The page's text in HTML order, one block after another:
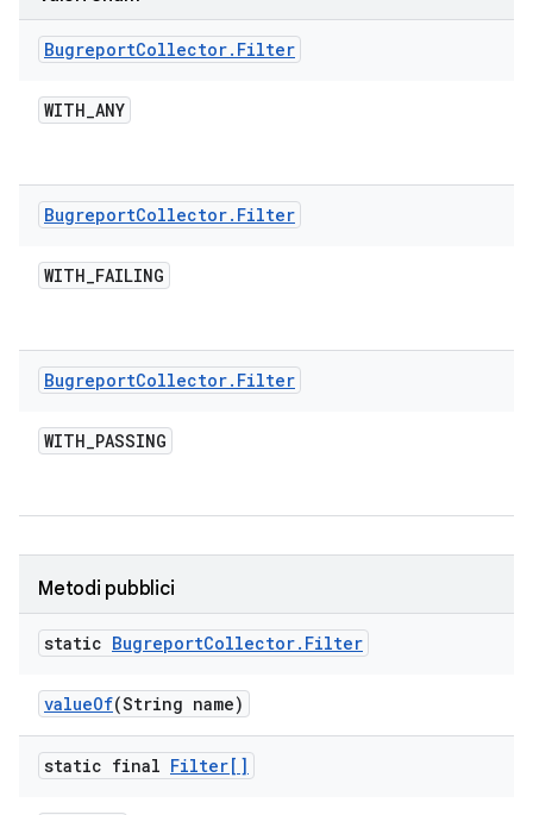
BugreportCollector. Filter
WITH_ANY
BugreportCollector. Filter
WITH_FAILING
BugreportCollector. Filter
WITH_PASSING
Metodi pubblici
static BugreportCollector. Filter
valueOf(String name)
static final Filter[]